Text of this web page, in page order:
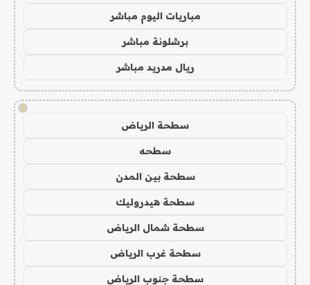
مباريات اليوم مباشر
برشلونة مباشر
ريال مدريد مباشر
!
سطحة الرياض
سطحه
سطحة بين المدن
سطحة هيدروليك
سطحة شمال الرياض
سطحة غرب الرياض
سطحة جنوب الرياض